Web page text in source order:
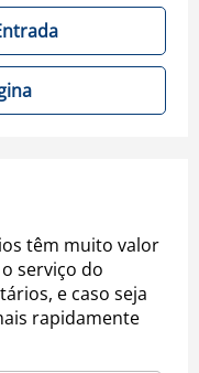
têm muito valor
serviço do
e caso seja
rapidamente